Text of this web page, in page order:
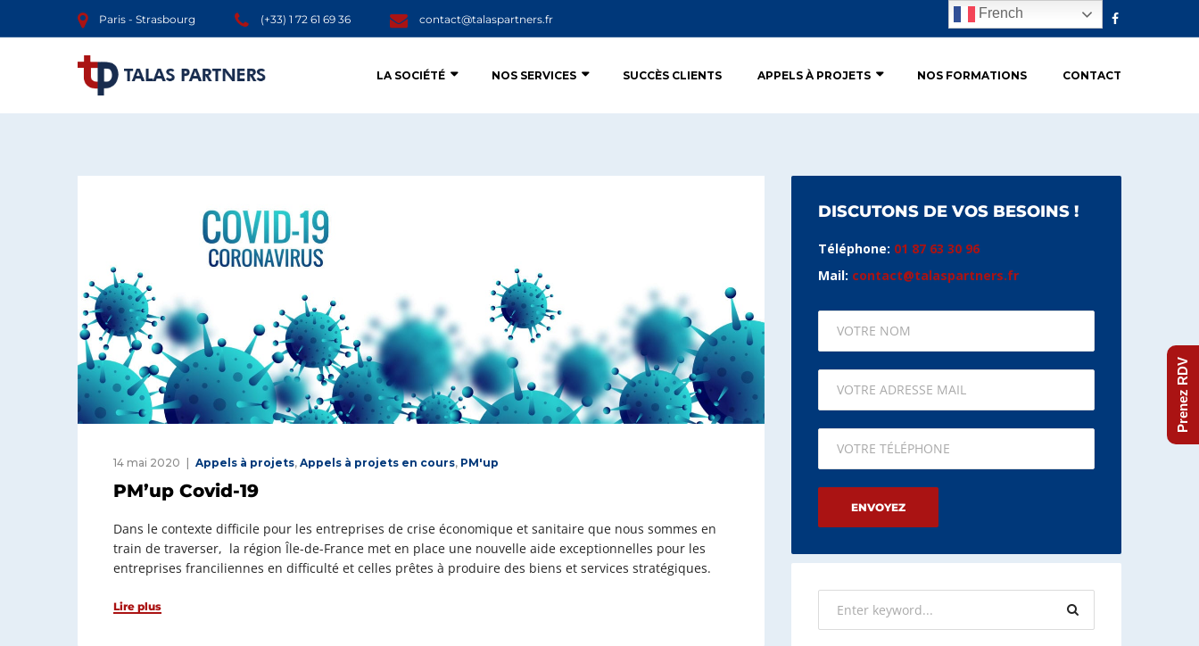
Paris - Strasbourg (+33) 1 72 61 69 36 contact@talaspartners.fr
LA SOCIÉTÉ NOS SERVICES SUCCÈS CLIENTS APPELS À PROJETS NOS FORMATIONS CONTACT
14 mai 2020 Appels à projets, Appels à projets en cours, PM'up
PM’up Covid-19
Dans le contexte difficile pour les entreprises de crise économique et sanitaire que nous sommes en
train de traverser, la région Île-de-France met en place une nouvelle aide exceptionnelles pour les
entreprises franciliennes en difficulté et celles prêtes à produire des biens et services stratégiques.
Lire plus
DISCUTONS DE VOS BESOINS !
Téléphone: 01 87 63 30 96
Mail: contact@talaspartners.fr
Please leave this field empty.
French
Prenez RDV